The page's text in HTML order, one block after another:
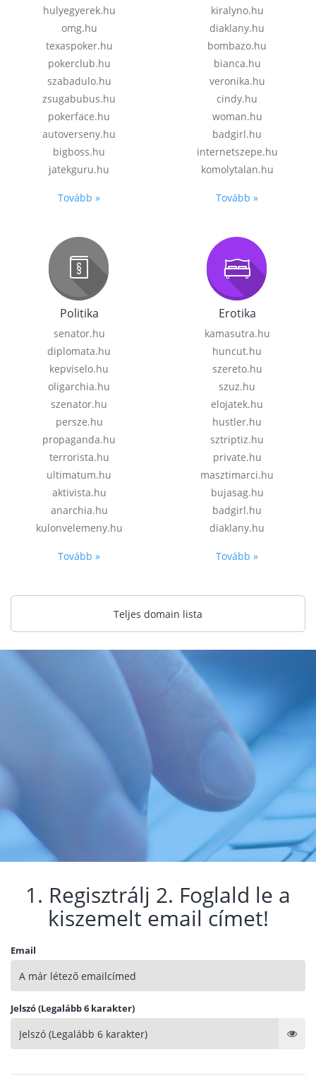
hulyegyerek.hu
omg.hu
texaspoker.hu
pokerclub.hu
szabadulo.hu
zsugabubus.hu
pokerface.hu
autoverseny.hu
bigboss.hu
jatekguru.hu
Tovább »
kiralyno.hu
diaklany.hu
bombazo.hu
bianca.hu
veronika.hu
cindy.hu
woman.hu
badgirl.hu
internetszepe.hu
komolytalan.hu
Tovább »
Politika
senator.hu
diplomata.hu
kepviselo.hu
oligarchia.hu
szenator.hu
persze.hu
propaganda.hu
terrorista.hu
ultimatum.hu
aktivista.hu
anarchia.hu
kulonvelemeny.hu
Tovább »
Erotika
kamasutra.hu
huncut.hu
szereto.hu
szuz.hu
elojatek.hu
hustler.hu
sztriptiz.hu
private.hu
masztimarci.hu
bujasag.hu
badgirl.hu
diaklany.hu
Tovább »
Teljes domain lista
1. Regisztrálj 2. Foglald le a
kiszemelt email címet!
Email
Jelszó (Legalább 6 karakter)